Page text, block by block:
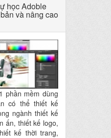
học Adoble
và nâng cao
phần mềm dùng
có thể thiết kế
ngành thiết kế
ấn, thiết kế logo,
kế thời trang,